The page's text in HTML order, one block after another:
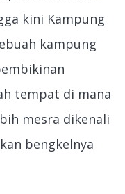
kini Kampung
kampung
tempat di mana
mesra dikenali
bengkelnya